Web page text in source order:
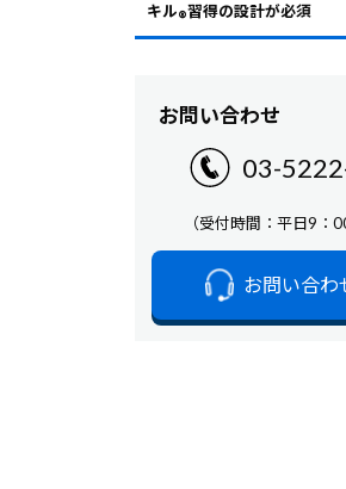
キル®習得の設計が必須
お問い合わせ
03-
（受付時間：平日9：
お問い合わ